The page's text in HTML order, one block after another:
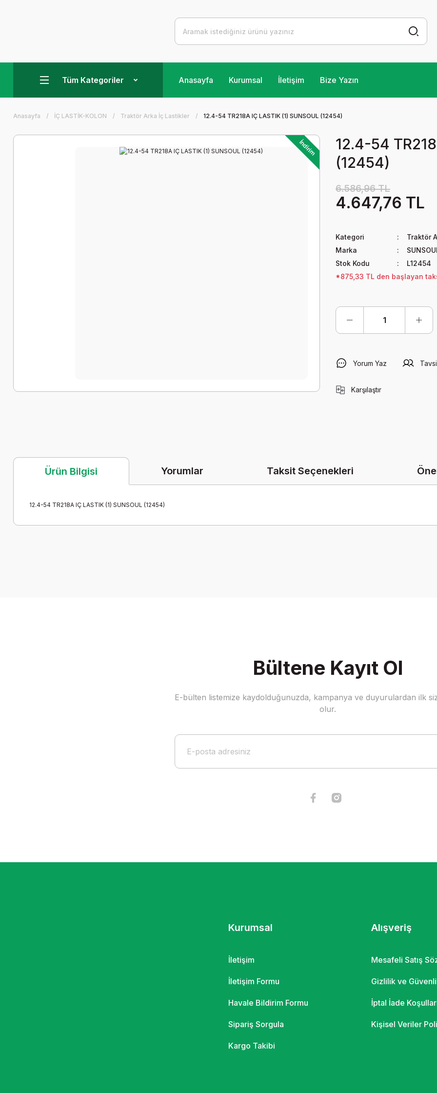
Tüm Kategoriler Anasayfa Kurumsal İletişim Bize Yazın
Anasayfa İÇ LASTİK-KOLON Traktör Arka İç Lastikler 12.4-54 TR218A IÇ LASTIK (1) SUNSOUL (12454)
İndirim
12.4-54
(12454)
6.586,96 TL
4.647,76 TL
Kategori
Traktör
Marka
Stok Kodu
L12454
*875,33 TL den başlayan
Yorum Yaz
Karşılaştır
Ürün Bilgisi Yorumlar Taksit Seçenekleri
12.4-54 TR218A IÇ LASTIK (1) SUNSOUL (12454)
Gönder
Bültene Kayıt Ol
E-bülten listemize kaydolduğunuzda, kampanya ve duyurulardan ilk
olur.
Kurumsal
İletişim
İletişim Formu
Havale Bildirim Formu
Sipariş Sorgula
Kargo Takibi
Alışveriş
Mesafeli Satış
Gizlilik ve
İptal İade
Kişisel Veriler